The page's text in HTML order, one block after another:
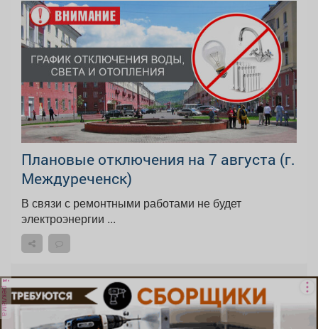
Плановые отключения на 7 августа (г.
Междуреченск)
В связи с ремонтными работами не будет
электроэнергии ...
реклама